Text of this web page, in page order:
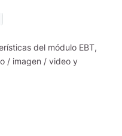
del módulo EBT,
/ imagen / video y